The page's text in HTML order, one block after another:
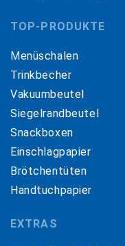
TOP-PRODUKTE
Menüschalen
Trinkbecher
Vakuumbeutel
Siegelrandbeutel
Snackboxen
Einschlagpapier
Brötchentüten
Handtuchpapier
EXTRAS